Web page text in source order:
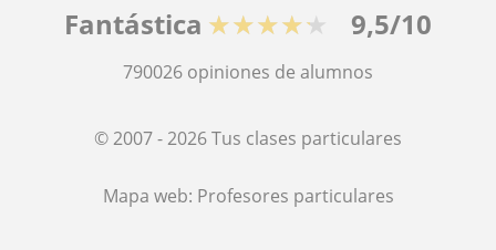
Fantástica ★★★★★ 9,5/10
790026 opiniones de alumnos
© 2007 - 2026 Tus clases particulares
Mapa web: Profesores particulares